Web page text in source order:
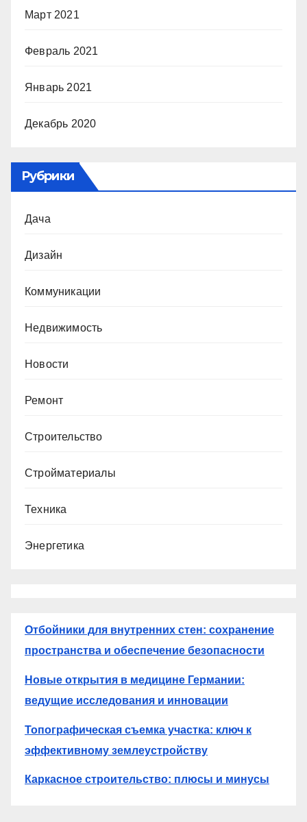
Март 2021
Февраль 2021
Январь 2021
Декабрь 2020
Рубрики
Дача
Дизайн
Коммуникации
Недвижимость
Новости
Ремонт
Строительство
Стройматериалы
Техника
Энергетика
Отбойники для внутренних стен: сохранение
пространства и обеспечение безопасности
Новые открытия в медицине Германии:
ведущие исследования и инновации
Топографическая съемка участка: ключ к
эффективному землеустройству
Каркасное строительство: плюсы и минусы